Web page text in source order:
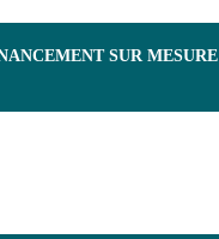
SUR MESURE